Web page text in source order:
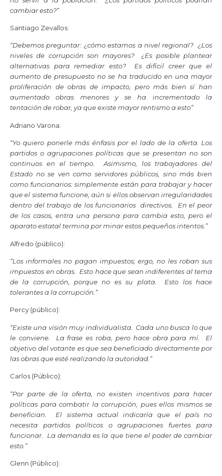
cambiar esto?”
Santiago Zevallos:
“Debemos preguntar: ¿cómo estamos a nivel regional? ¿Los
niveles de corrupción son mayores? ¿Es posible plantear
alternativas para remediar esto? Es difícil creer que el
aumento de presupuesto no se ha traducido en una mayor
proliferación de obras de impacto, pero más bien sí han
aumentado obras menores y se ha incrementado la
tentación de robar, ya que existe mayor rentismo a esto”
Adriano Varona:
“Yo quiero ponerle más énfasis por el lado de la oferta. Los
partidos o agrupaciones políticas que se presentan no son
continuos en el tiempo. Asimismo, los trabajadores del
Estado no se ven como servidores públicos, sino más bien
como funcionarios: simplemente están para trabajar y hacer
que el sistema funcione, aún si ellos observan irregularidades
dentro del trabajo de los funcionarios directivos. En el peor
de los casos, entra una persona para cambia esto, pero el
aparato estatal termina por minar estos pequeños intentos.”
Alfredo (público):
“Los informales no pagan impuestos; ergo, no les roban sus
impuestos en obras. Esto hace que sean indiferentes al tema
de la corrupción, porque no es su plata. Esto los hace
tolerantes a la corrupción.”
Percy (público):
“Existe una visión muy individualista. Cada uno busca lo que
le conviene. La frase es roba, pero hace obra para mí. El
objetivo del votante es que sea beneficiado directamente por
las obras que esté realizando la autoridad.”
Carlos (Público):
“Por parte de la oferta, no existen incentivos para hacer
políticas para combatir la corrupción, pues ellos mismos se
benefician. El sistema actual indicaría que el país no
necesita partidos políticos o agrupaciones fuertes para
funcionar. La demanda es la que tiene el poder de cambiar
esto.”
Glenn (Público):